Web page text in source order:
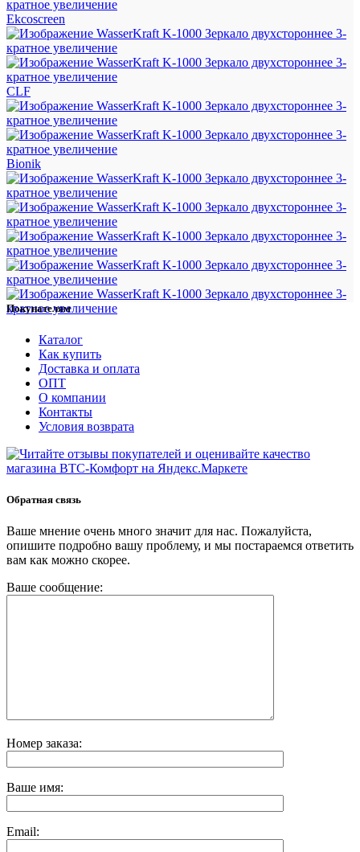
Ekcoscreen
CLF
Bionik
Покупателям
Каталог
Как купить
Доставка и оплата
ОПТ
О компании
Контакты
Условия возврата
Обратная связь
Ваше мнение очень много значит для нас. Пожалуйста,
опишите подробно вашу проблему, и мы постараемся ответить
вам как можно скорее.
Ваше сообщение:
Номер заказа:
Ваше имя:
Email: